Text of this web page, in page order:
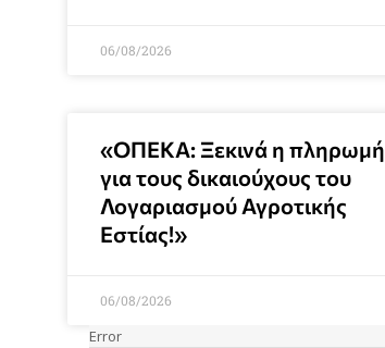
06/08/2026
«ΟΠΕΚΑ: Ξεκινά η πληρωμή
για τους δικαιούχους του
Λογαριασμού Αγροτικής
Εστίας!»
06/08/2026